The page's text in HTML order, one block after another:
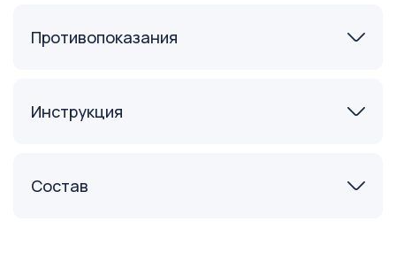
Противопоказания
Инструкция
Состав